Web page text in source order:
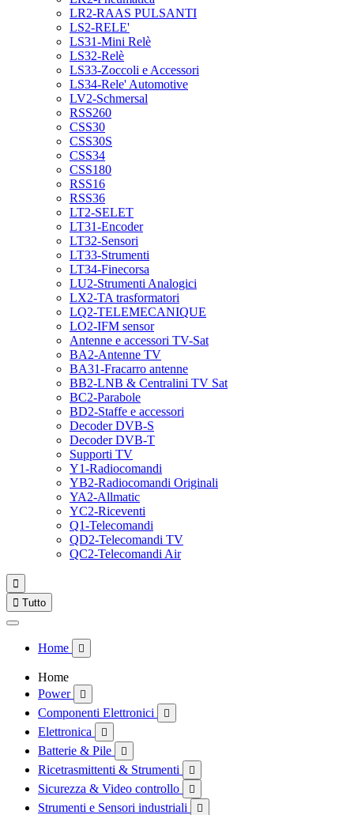
LR2-RAAS PULSANTI
LS2-RELE'
LS31-Mini Relè
LS32-Relè
LS33-Zoccoli e Accessori
LS34-Rele' Automotive
LV2-Schmersal
RSS260
CSS30
CSS30S
CSS34
CSS180
RSS16
RSS36
LT2-SELET
LT31-Encoder
LT32-Sensori
LT33-Strumenti
LT34-Finecorsa
LU2-Strumenti Analogici
LX2-TA trasformatori
LQ2-TELEMECANIQUE
LO2-IFM sensor
Antenne e accessori TV-Sat
BA2-Antenne TV
BA31-Fracarro antenne
BB2-LNB & Centralini TV Sat
BC2-Parabole
BD2-Staffe e accessori
Decoder DVB-S
Decoder DVB-T
Supporti TV
Y1-Radiocomandi
YB2-Radiocomandi Originali
YA2-Allmatic
YC2-Riceventi
Q1-Telecomandi
QD2-Telecomandi TV
QC2-Telecomandi Air

 Tutto
Home 
Home
Power

Componenti Elettronici 
Elettronica 
Batterie & Pile 
Ricetrasmittenti & Strumenti 
Sicurezza & Video controllo 
Strumenti e Sensori industriali 